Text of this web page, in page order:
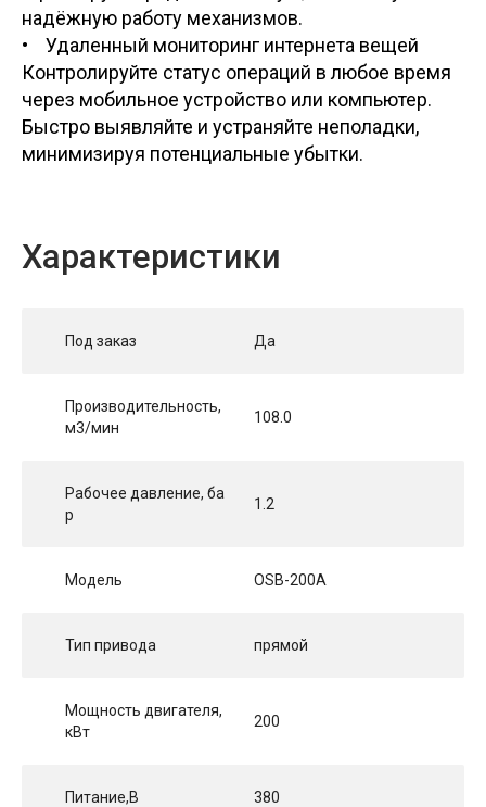
надёжную работу механизмов.
• Удаленный мониторинг интернета вещей
Контролируйте статус операций в любое время
через мобильное устройство или компьютер.
Быстро выявляйте и устраняйте неполадки,
минимизируя потенциальные убытки.
Характеристики
Под заказ Да
Производительность,
м3/мин
108.0
Рабочее давление, ба
р
1.2
Модель OSB-200A
Тип привода прямой
Мощность двигателя,
кВт
200
Питание,В 380